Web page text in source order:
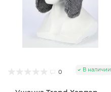
0 В наличии